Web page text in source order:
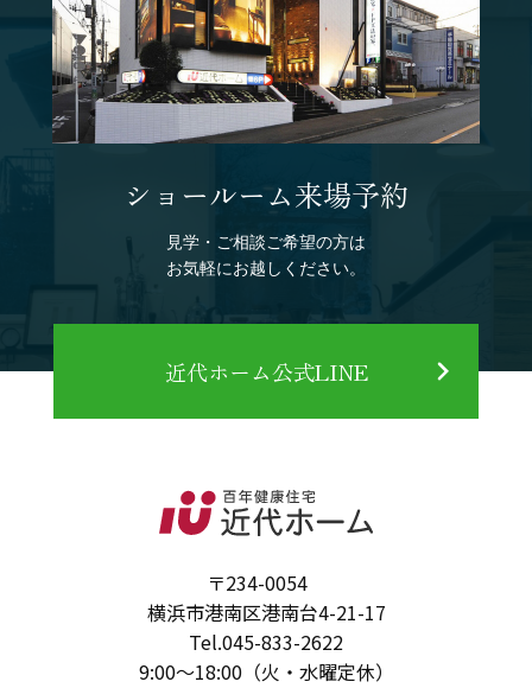
ショールーム来場予約
見学・ご相談ご希望の方は
お気軽にお越しください。
近代ホーム公式LINE
〒234-0054
横浜市港南区港南台4-21-17
Tel.045-833-2622
9:00～18:00（火・水曜定休）